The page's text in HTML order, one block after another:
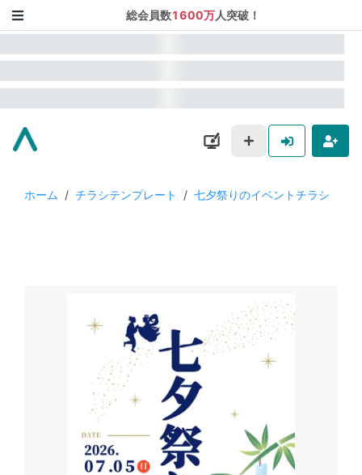
総会員数1600万人突破！
ホーム / チラシテンプレート / 七夕祭りのイベントチラシ